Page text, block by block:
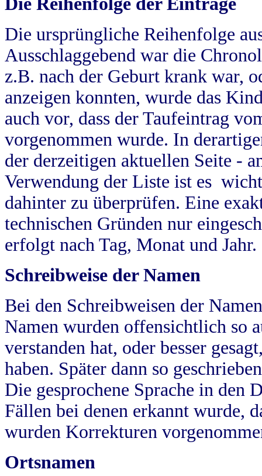
Die ursprüngliche Reihenfolge
Ausschlaggebend war die
z.B. nach der Geburt krank war,
anzeigen konnten, wurde das
auch vor, dass der Taufeintrag
vorgenommen wurde. In
der derzeitigen aktuellen Seite -
Verwendung der Liste ist es
dahinter zu überprüfen. Eine
technischen Gründen nur
erfolgt nach Tag, Monat und Jahr.
Schreibweise der Namen
Bei den Schreibweisen der
Namen wurden offensichtlich so
verstanden hat, oder besser
haben. Später dann so
Die gesprochene Sprache in
Fällen bei denen erkannt wurde,
wurden Korrekturen
Ortsnamen